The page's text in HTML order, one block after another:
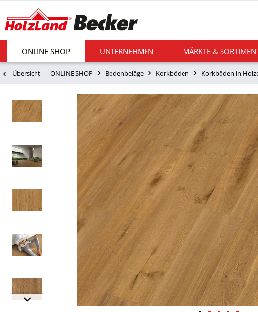
ONLINE SHOP UNTERNEHMEN MÄRKTE &
Übersicht ONLINE SHOP Bodenbeläge Korkböden Korkböden in